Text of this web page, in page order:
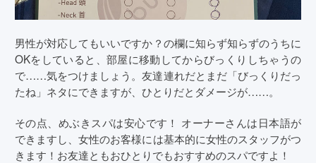
男性が対応してもいいですか？の欄に知らず知らずのうちに
OKをしていると、部屋に移動してからびっくりしちゃうの
で……気をつけましょう。友達連れだとまだ「びっくりだっ
たね」ネタにできますが、ひとりだとダメージが……。
その点、めぶきスパは安心です！ オーナーさんは日本語が
できますし、女性のお客様には基本的に女性のスタッフがつ
きます！お友達ともおひとりでもおすすめのスパですよ！